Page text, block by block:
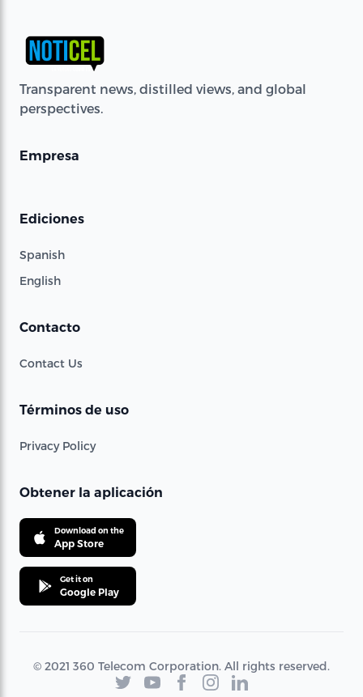
Transparent news, distilled views, and global
perspectives.
Empresa
Ediciones
Spanish
English
Contacto
Contact Us
Términos de uso
Privacy Policy
Obtener la aplicación
Download on the
App Store
Get it on
Google Play
© 2021 360 Telecom Corporation. All rights reserved.